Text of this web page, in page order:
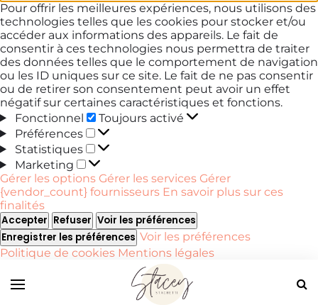
Pour offrir les meilleures expériences, nous utilisons des
technologies telles que les cookies pour stocker et/ou
accéder aux informations des appareils. Le fait de
consentir à ces technologies nous permettra de traiter
des données telles que le comportement de navigation
ou les ID uniques sur ce site. Le fait de ne pas consentir
ou de retirer son consentement peut avoir un effet
négatif sur certaines caractéristiques et fonctions.
Fonctionnel
Fonctionnel
Toujours activé
Préférences
Préférences
Statistiques
Statistiques
Marketing
Marketing
Gérer les options Gérer les services Gérer
{vendor_count} fournisseurs En savoir plus sur ces
finalités
Accepter Refuser Voir les préférences
Enregistrer les préférences Voir les préférences
Politique de cookies Mentions légales